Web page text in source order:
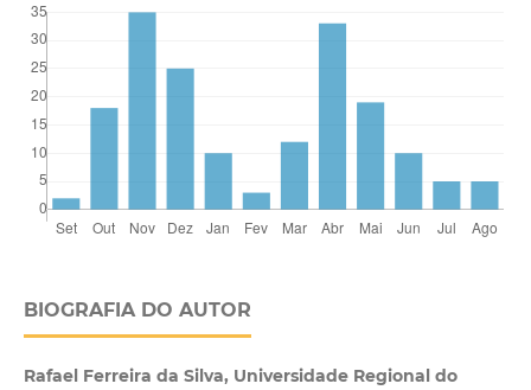
BIOGRAFIA DO AUTOR
Rafael Ferreira da Silva, Universidade Regional do